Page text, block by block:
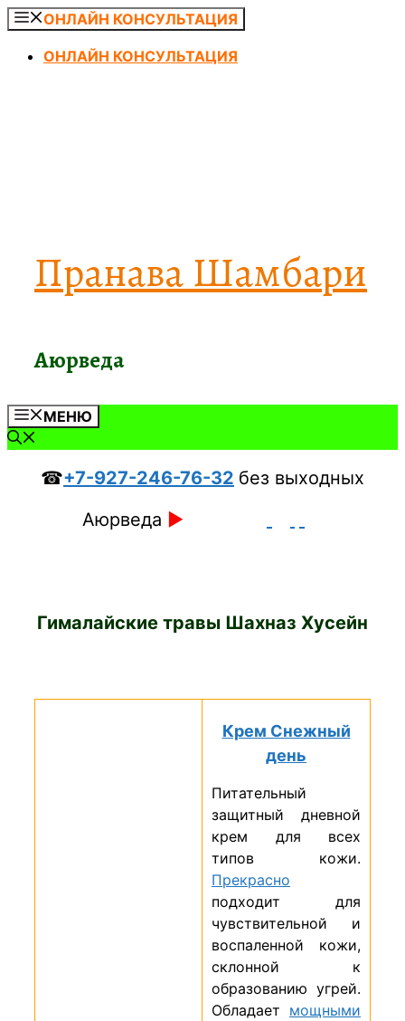
Перейти
содержимому
ОНЛАЙН КОНСУЛЬТАЦИЯ
ОНЛАЙН КОНСУЛЬТАЦИЯ
Пранава Шамбари
Аюрведа
МЕНЮ
☎+7-927-246-76-32 без выходных
Аюрведа ►
Гималайские травы Шахназ Хусейн
Крем Снежный
день
Питательный
защитный дневной
крем для всех
типов кожи.
Прекрасно
подходит для
чувствительной и
воспаленной кожи,
склонной к
образованию угрей.
Обладает мощными